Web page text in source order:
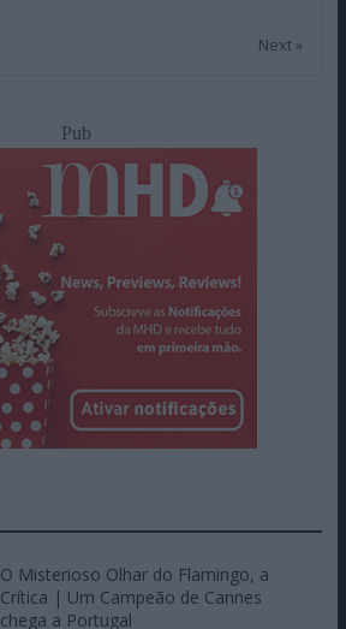
Next »
Pub
O Misterioso Olhar do Flamingo, a
Crítica | Um Campeão de Cannes
chega a Portugal